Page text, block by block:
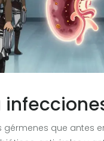
que antes